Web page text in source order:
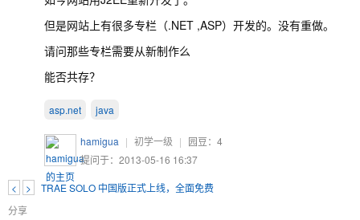
但是网站上有很多专栏（.NET ,ASP）开发的。没有重做。
请问那些专栏需要从新制作么
能否共存？
asp.net java
hamigua | 初学一级 | 园豆： 4
提问于：2013-05-16 16:37
< >
TRAE SOLO 中国版正式上线，全面免费
分享